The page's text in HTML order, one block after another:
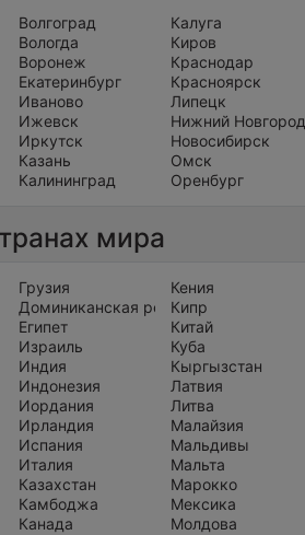
Волгоград
Вологда
Воронеж
Екатеринбург
Иваново
Ижевск
Иркутск
Казань
Калининград
Калуга
Киров
Краснодар
Красноярск
Липецк
Нижний Новгород
Новосибирск
Омск
Оренбург
мира
Грузия
Доминиканская республика
Египет
Израиль
Индия
Индонезия
Иордания
Ирландия
Испания
Италия
Казахстан
Камбоджа
Канада
Кения
Кипр
Китай
Куба
Кыргызстан
Латвия
Литва
Малайзия
Мальдивы
Мальта
Марокко
Мексика
Молдова